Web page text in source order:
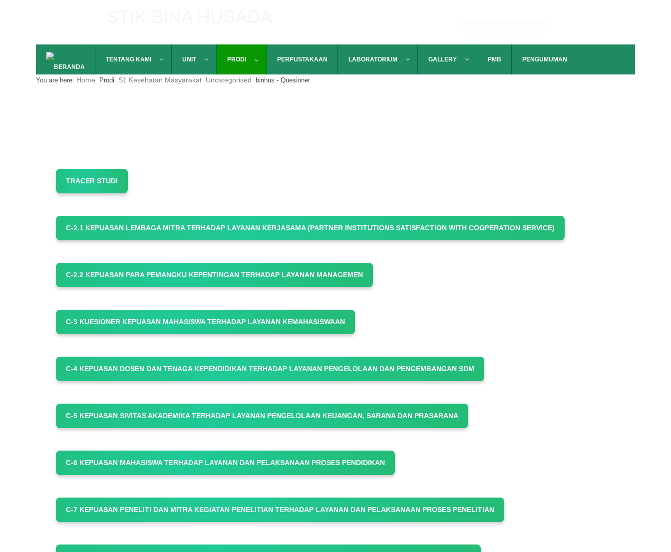
TENTANG KAMI UNIT PRODI PERPUSTAKAAN LABORATORIUM GALLERY PMB PENGUMUMAN
You are here: Home Prodi S1 Kesehatan Masyarakat Uncategorised binhus - Quesioner
TRACER STUDI
C-2.1 KEPUASAN LEMBAGA MITRA TERHADAP LAYANAN KERJASAMA (PARTNER INSTITUTIONS SATISFACTION WITH COOPERATION SERVICE)
C-2.2 KEPUASAN PARA PEMANGKU KEPENTINGAN TERHADAP LAYANAN MANAGEMEN
C-3 KUESIONER KEPUASAN MAHASISWA TERHADAP LAYANAN KEMAHASISWAAN
C-4 KEPUASAN DOSEN DAN TENAGA KEPENDIDIKAN TERHADAP LAYANAN PENGELOLAAN DAN PENGEMBANGAN SDM
C-5 KEPUASAN SIVITAS AKADEMIKA TERHADAP LAYANAN PENGELOLAAN KEUANGAN, SARANA DAN PRASARANA
C-6 KEPUASAN MAHASISWA TERHADAP LAYANAN DAN PELAKSANAAN PROSES PENDIDIKAN
C-7 KEPUASAN PENELITI DAN MITRA KEGIATAN PENELITIAN TERHADAP LAYANAN DAN PELAKSANAAN PROSES PENELITIAN